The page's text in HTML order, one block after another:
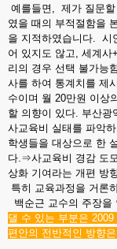
예를들면, 제가 질문
였을 때의 부적절함을
을 지적하였습니다. 시
어 있지도 않고, 세계사
리의 경우 선택 불가능
사를 하여 통계치를 제
수이며 월 20만원 이상
할 의향이 있다. 부산광
사교육비 실태를 파악
학생들을 대상으로 한
다.⇒사교육비 경감 도
상화 기여라는 개편 방
특히 교육과정을 거론
백순근 교수의 주장을
댈 수 있는 부분은
편안의 전반적인 방향